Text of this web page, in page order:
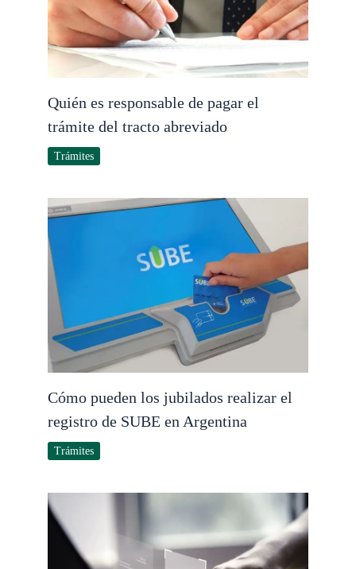
Quién es responsable de pagar el
trámite del tracto abreviado
Trámites
Cómo pueden los jubilados realizar el
registro de SUBE en Argentina
Trámites